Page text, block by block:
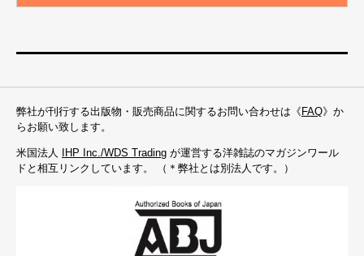
弊社が刊行する出版物・販売商品に関するお問い合わせは《 FAQ》か
らお願い致します。
米国法人 IHP Inc./WDS Trading が運営する洋雑誌のマガジンワール
ドと相互リンクしています。 （＊弊社とは別法人です。）